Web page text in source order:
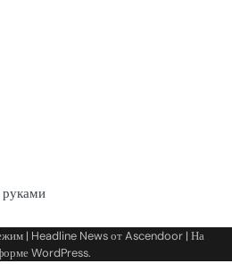
| Headline News отAscendoor | На
WordPress.